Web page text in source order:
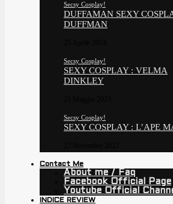
Secsy Cosplay!
DUFFAMAN SEXY
DUFFMAN
Secsy Cosplay!
SEXY COSPLAY : VELMA
DINKLEY
Secsy Cosplay!
SEXY COSPLAY : L’APE
Contact Me
About me / Faq
Facebook Official Page
Youtube Official
INDICE REVIEW